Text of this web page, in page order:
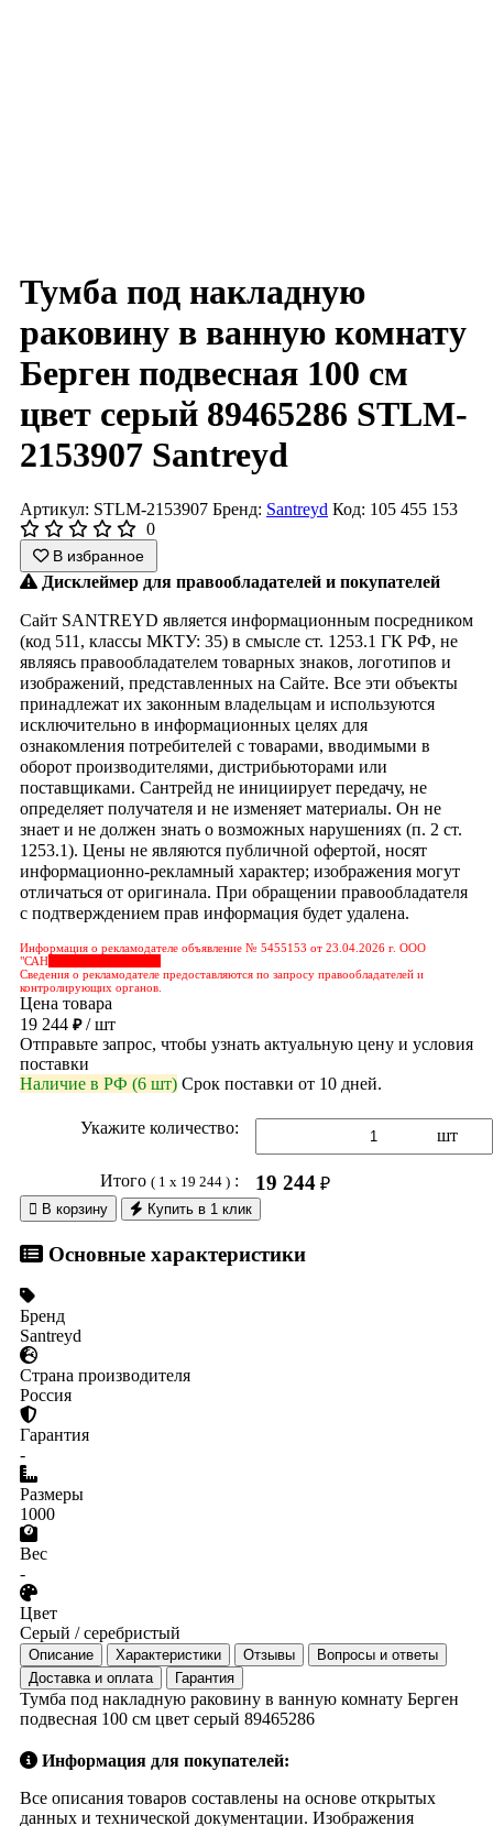
Тумба под накладную
раковину в ванную комнату
Берген подвесная 100 см
цвет серый 89465286 STLM-
2153907 Santreyd
Артикул: STLM-2153907 Бренд: Santreyd Код: 105 455 153
0
В избранное
Дисклеймер для правообладателей и покупателей
Сайт SANTREYD является информационным посредником
(код 511, классы МКТУ: 35) в смысле ст. 1253.1 ГК РФ, не
являясь правообладателем товарных знаков, логотипов и
изображений, представленных на Сайте. Все эти объекты
принадлежат их законным владельцам и используются
исключительно в информационных целях для
ознакомления потребителей с товарами, вводимыми в
оборот производителями, дистрибьюторами или
поставщиками. Сантрейд не инициирует передачу, не
определяет получателя и не изменяет материалы. Он не
знает и не должен знать о возможных нарушениях (п. 2 ст.
1253.1). Цены не являются публичной офертой, носят
информационно-рекламный характер; изображения могут
отличаться от оригинала. При обращении правообладателя
с подтверждением прав информация будет удалена.
Информация о рекламодателе объявление № 5455153 от 23.04.2026 г. ООО
"САН
Сведения о рекламодателе предоставляются по запросу правообладателей и
контролирующих органов.
Цена товара
19 244 ₽/ шт
Отправьте запрос, чтобы узнать актуальную цену и условия
поставки
Наличие в РФ (6 шт) Срок поставки от 10 дней.
Укажите количество: шт
Итого ( 1 x 19 244 ): 19 244₽
 В корзину Купить в 1 клик
Основные характеристики
Бренд
Santreyd
Страна производителя
Россия
Гарантия
-
Размеры
1000
Вес
-
Цвет
Серый / серебристый
Описание Характеристики Отзывы
Вопросы и ответы
Доставка и оплата
Гарантия
Тумба под накладную раковину в ванную комнату Берген
подвесная 100 см цвет серый 89465286
Информация для покупателей:
Все описания товаров составлены на основе открытых
данных и технической документации. Изображения